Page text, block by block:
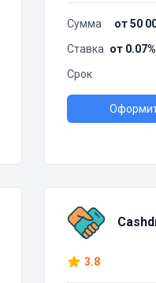
Сумма
от 50
Ставка от
Срок
3.8